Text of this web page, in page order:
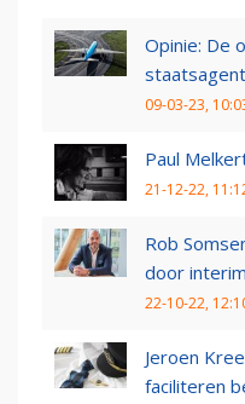
Opinie: De
09-03-23,
Paul
21-12-22,
Rob
door
22-10-22,
Jeroen
faciliteren